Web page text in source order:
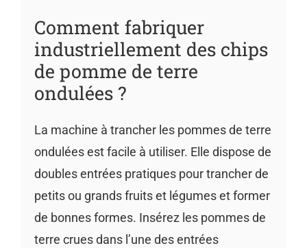
Comment fabriquer
industriellement des chips
de pomme de terre
ondulées ?
La machine à trancher les pommes de terre
ondulées est facile à utiliser. Elle dispose de
doubles entrées pratiques pour trancher de
petits ou grands fruits et légumes et former
de bonnes formes. Insérez les pommes de
terre crues dans l’une des entrées